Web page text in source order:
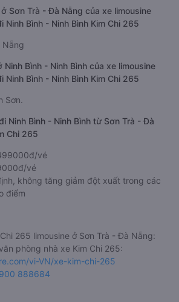
Sơn Trà - Đà Nẵng của xe limousine
Ninh Bình - Ninh Bình Kim Chi 265
Nẵng
Bình - Ninh Bình của xe limousine
Ninh Bình - Ninh Bình Kim Chi 265
Sơn.
Ninh Bình - Ninh Bình từ Sơn Trà - Đà
Chi 265
vé
vé
không tăng giảm đột xuất trong các
điểm
265 limousine ở Sơn Trà - Đà Nẵng:
phòng nhà xe Kim Chi 265:
vi-VN/xe-kim-chi-265
888684